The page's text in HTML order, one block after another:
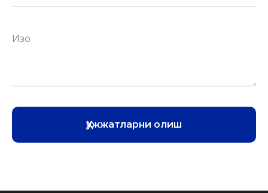
Ҳужжатларни олиш